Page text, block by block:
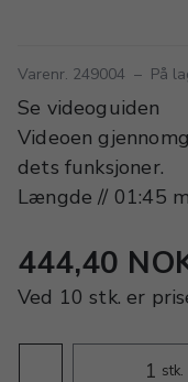
Varenr. 249004 – På
Se videoguiden
Videoen
dets funksjoner.
Længde // 01:45
444,40
Ved 10 stk. er
stk.